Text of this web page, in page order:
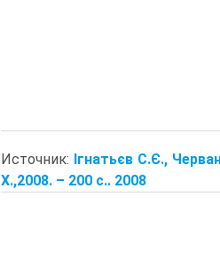
Источник: Ігнатьєв С.Є.,
Х.,2008. – 200 с.. 2008